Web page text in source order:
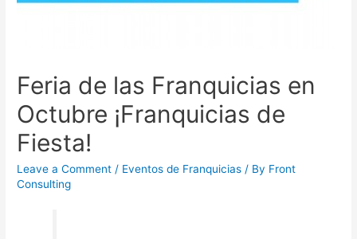
Feria de las Franquicias en
Octubre ¡Franquicias de
Fiesta!
Leave a Comment / Eventos de Franquicias / By Front
Consulting